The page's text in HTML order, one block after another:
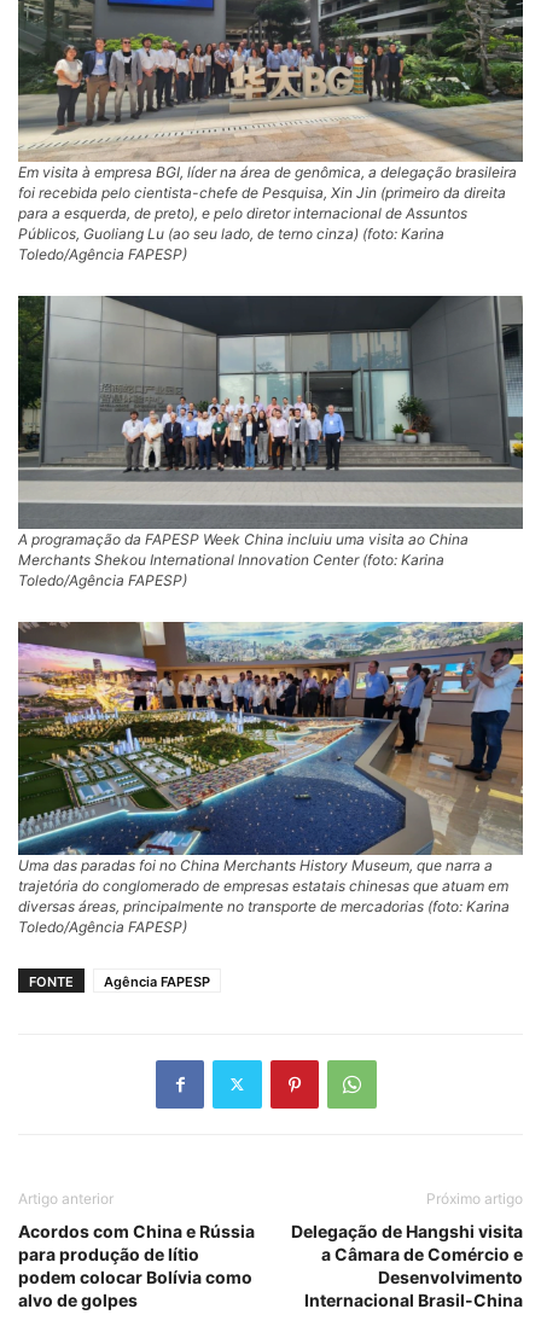
Em visita à empresa BGI, líder na área de genômica, a delegação brasileira
foi recebida pelo cientista-chefe de Pesquisa, Xin Jin (primeiro da direita
para a esquerda, de preto), e pelo diretor internacional de Assuntos
Públicos, Guoliang Lu (ao seu lado, de terno cinza) (foto: Karina
Toledo/Agência FAPESP)
A programação da FAPESP Week China incluiu uma visita ao China
Merchants Shekou International Innovation Center (foto: Karina
Toledo/Agência FAPESP)
Uma das paradas foi no China Merchants History Museum, que narra a
trajetória do conglomerado de empresas estatais chinesas que atuam em
diversas áreas, principalmente no transporte de mercadorias (foto: Karina
Toledo/Agência FAPESP)
FONTE Agência FAPESP
Artigo anterior
Acordos com China e Rússia
para produção de lítio
podem colocar Bolívia como
alvo de golpes
Próximo artigo
Delegação de Hangshi visita
a Câmara de Comércio e
Desenvolvimento
Internacional Brasil-China